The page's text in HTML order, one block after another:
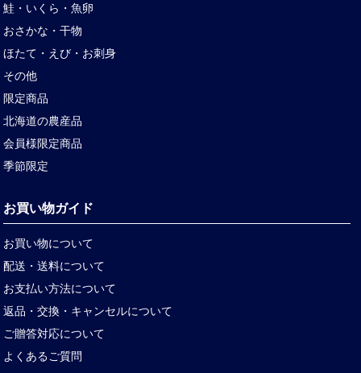
鮭・いくら・魚卵
おさかな・干物
ほたて・えび・お刺身
その他
限定商品
北海道の農産品
会員様限定商品
季節限定
お買い物ガイド
お買い物について
配送・送料について
お支払い方法について
返品・交換・キャンセルについて
ご贈答対応について
よくあるご質問